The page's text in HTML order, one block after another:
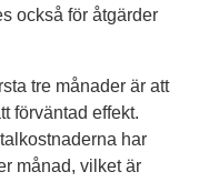
också för åtgärder
tre månader är att
förväntad effekt.
har
månad, vilket är